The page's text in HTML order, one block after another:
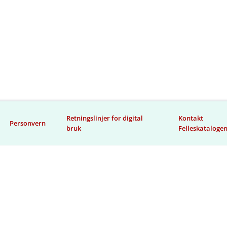
Personvern
Retningslinjer for digital
bruk
Kontakt
Felleskatalogen